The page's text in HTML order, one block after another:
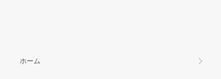
ホーム